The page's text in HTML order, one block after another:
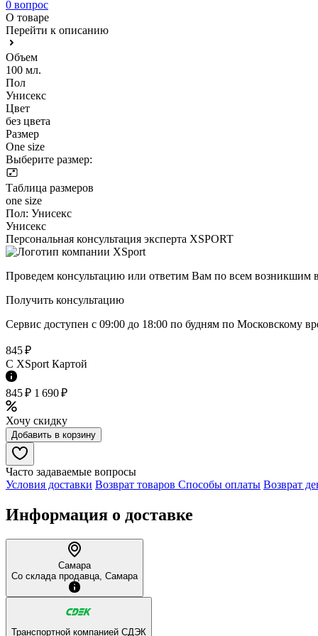
0 вопрос
О товаре
Перейти к описанию
Объем
100 мл.
Пол
Унисекс
Цвет
без цвета
Размер
One size
Выберите размер:
Таблица размеров
one size
Пол: Унисекс
Унисекс
Персональная консультация эксперта XSPORT
Проведем консультацию или ответим Вам по всем возникшим
Получить консультацию
Сервис доступен с 09:00 до 18:00 по будням по Московcкому
845 ₽
C XSport Картой
845 ₽ 1 690 ₽
Хочу скидку
Добавить в корзину
Часто задаваемые вопросы
Условия доставки Возврат товаров Способы оплаты Возврат
Информация о доставке
Самара
Со склада продавца, Самара
Транспортной компанией СДЭК